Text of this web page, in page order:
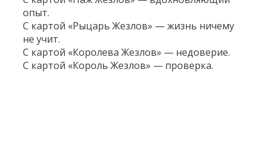
опыт.
С картой «Рыцарь Жезлов» — жизнь ничему
не учит.
С картой «Королева Жезлов» — недоверие.
С картой «Король Жезлов» — проверка.